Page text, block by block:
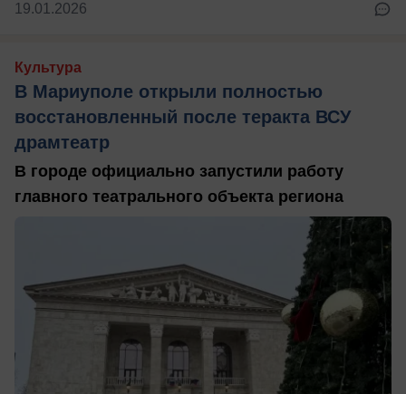
19.01.2026
Культура
В Мариуполе открыли полностью
восстановленный после теракта ВСУ
драмтеатр
В городе официально запустили работу
главного театрального объекта региона